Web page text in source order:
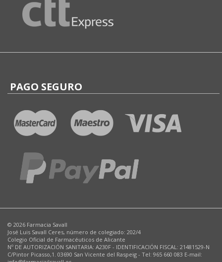
PAGO SEGURO
© 2026 Farmacia Savall
José Luis Savall Ceres, número de colegiado: 202/4
Colegio Oficial de Farmacéuticos de Alicante
Nº DE AUTORIZACIÓN SANITARIA: A230F - IDENTIFICACIÓN FISCAL: 21481529-N
C/Pintor Picasso,1. 03690 San Vicente del Raspeig - Tel: 965 660 083 E-mail: